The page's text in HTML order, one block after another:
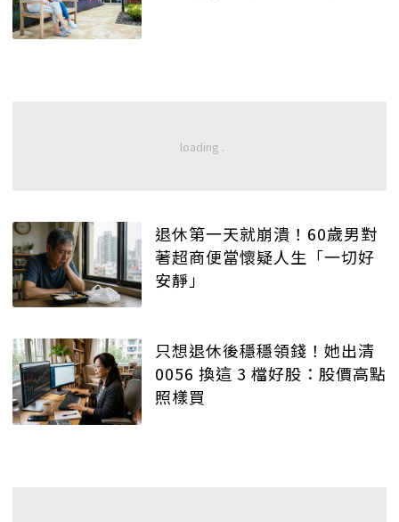
退休第一天就崩潰！60歲男對
著超商便當懷疑人生「一切好
安靜」
只想退休後穩穩領錢！她出清
0056 換這 3 檔好股：股價高點
照樣買